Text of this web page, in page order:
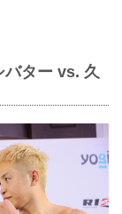
バター vs. 久